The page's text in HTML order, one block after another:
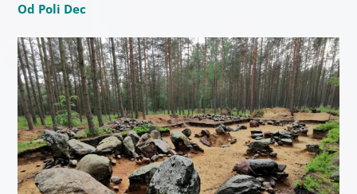
Od Poli Dec